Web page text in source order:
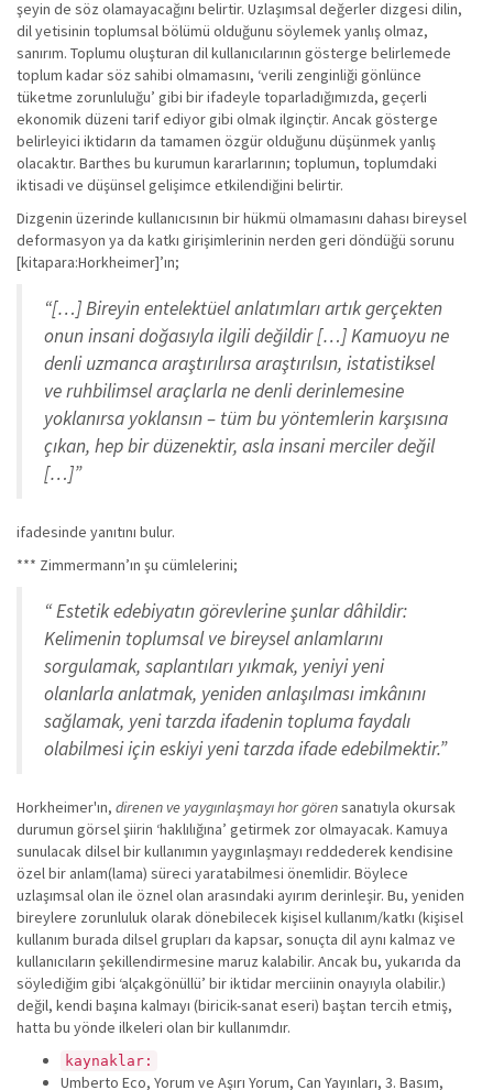
şeyin de söz olamayacağını belirtir. Uzlaşımsal değerler dizgesi dilin,
dil yetisinin toplumsal bölümü olduğunu söylemek yanlış olmaz,
sanırım. Toplumu oluşturan dil kullanıcılarının gösterge belirlemede
toplum kadar söz sahibi olmamasını, ‘verili zenginliği gönlünce
tüketme zorunluluğu’ gibi bir ifadeyle toparladığımızda, geçerli
ekonomik düzeni tarif ediyor gibi olmak ilginçtir. Ancak gösterge
belirleyici iktidarın da tamamen özgür olduğunu düşünmek yanlış
olacaktır. Barthes bu kurumun kararlarının; toplumun, toplumdaki
iktisadi ve düşünsel gelişimce etkilendiğini belirtir.
Dizgenin üzerinde kullanıcısının bir hükmü olmamasını dahası bireysel
deformasyon ya da katkı girişimlerinin nerden geri döndüğü sorunu
[kitapara:Horkheimer]’ın;
“[…] Bireyin entelektüel anlatımları artık gerçekten
onun insani doğasıyla ilgili değildir […] Kamuoyu ne
denli uzmanca araştırılırsa araştırılsın, istatistiksel
ve ruhbilimsel araçlarla ne denli derinlemesine
yoklanırsa yoklansın – tüm bu yöntemlerin karşısına
çıkan, hep bir düzenektir, asla insani merciler değil
[…]”
ifadesinde yanıtını bulur.
*** Zimmermann’ın şu cümlelerini;
“ Estetik edebiyatın görevlerine şunlar dâhildir:
Kelimenin toplumsal ve bireysel anlamlarını
sorgulamak, saplantıları yıkmak, yeniyi yeni
olanlarla anlatmak, yeniden anlaşılması imkânını
sağlamak, yeni tarzda ifadenin topluma faydalı
olabilmesi için eskiyi yeni tarzda ifade edebilmektir.”
Horkheimer'ın, direnen ve yaygınlaşmayı hor görensanatıyla okursak
durumun görsel şiirin ‘haklılığına’ getirmek zor olmayacak. Kamuya
sunulacak dilsel bir kullanımın yaygınlaşmayı reddederek kendisine
özel bir anlam(lama) süreci yaratabilmesi önemlidir. Böylece
uzlaşımsal olan ile öznel olan arasındaki ayırım derinleşir. Bu, yeniden
bireylere zorunluluk olarak dönebilecek kişisel kullanım/katkı (kişisel
kullanım burada dilsel grupları da kapsar, sonuçta dil aynı kalmaz ve
kullanıcıların şekillendirmesine maruz kalabilir. Ancak bu, yukarıda da
söylediğim gibi ‘alçakgönüllü’ bir iktidar merciinin onayıyla olabilir.)
değil, kendi başına kalmayı (biricik-sanat eseri) baştan tercih etmiş,
hatta bu yönde ilkeleri olan bir kullanımdır.
kaynaklar:
Umberto Eco, Yorum ve Aşırı Yorum, Can Yayınları, 3. Basım,